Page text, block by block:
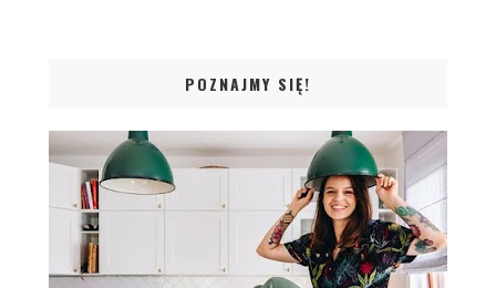
POZNAJMY SIĘ!